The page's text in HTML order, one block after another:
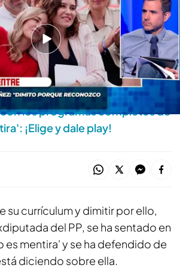
el programa completo del
¡Dale al play para verlo!
la actualidad nacional e
los programas completos de
¡Elige y dale play!
su currículum y dimitir por ello,
del PP, se ha sentado en
es mentira' y se ha defendido de
diciendo sobre ella.